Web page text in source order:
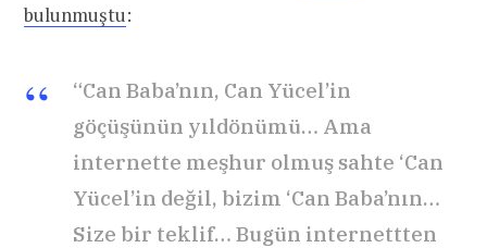
bulunmuştu:
“Can Baba’nın, Can Yücel’in
göçüşünün yıldönümü… Ama
internette meşhur olmuş sahte ‘Can
Yücel’in değil, bizim ‘Can Baba’nın…
Size bir teklif… Bugün internettten